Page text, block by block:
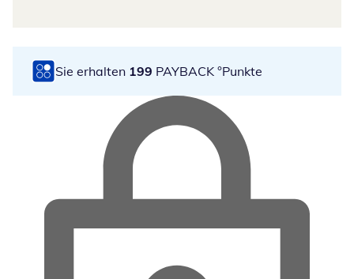
Sie erhalten 199 PAYBACK °Punkte